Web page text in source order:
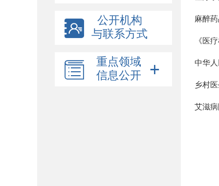
公开机构
与联系方式
重点领域
信息公开
麻醉
《医
中华
乡村
艾滋